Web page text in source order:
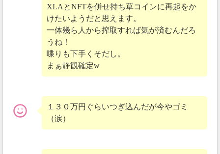
・WhiteBIT（欧州）
・WBF（シンガポール）
・BVNEX（ベトナム）
こちらに上場した後、リップルアルファは3分の1に暴
落しています。
XLAとNFTを併せ持ち草コインに再起をか
けたいようだと思えます。
一体幾ら人から搾取すれば気が済むんだろ
うね！
喋りも下手くそだし。
まぁ静観確定w
１３０万円ぐらいつぎ込んだが今やゴミ
（涙）